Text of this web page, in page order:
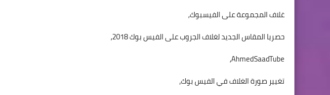
غلاف المجموعة على الفيسبوك,
حصريا المقاس الجديد لغلاف الجروب على الفيس بوك 2018,
AhmedSaadTube,
تغيير صورة الغلاف في الفيس بوك,